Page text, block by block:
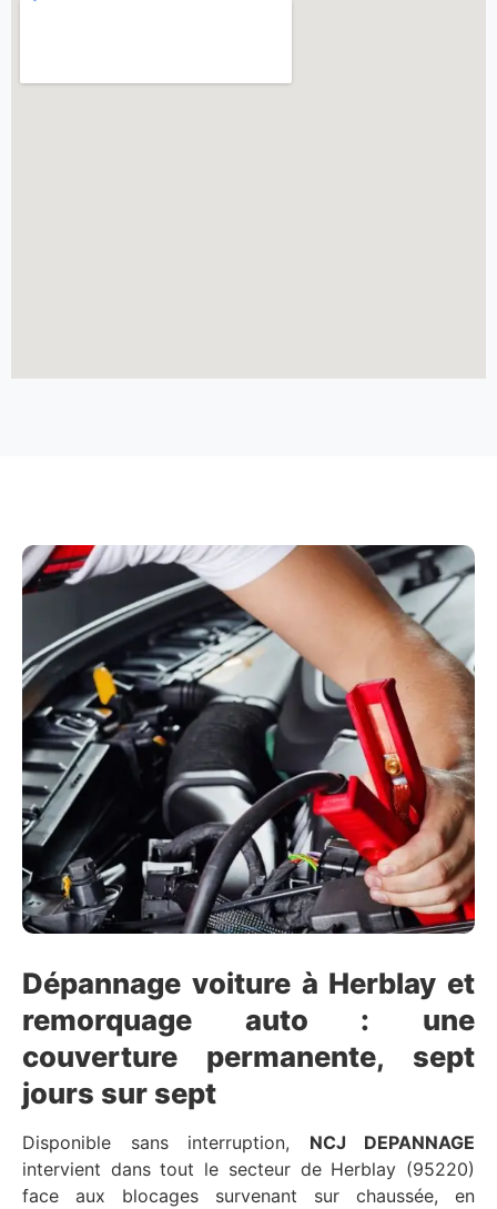
Dépannage voiture à Herblay et
remorquage auto : une
couverture permanente, sept
jours sur sept
Disponible sans interruption, NCJ DEPANNAGE
intervient dans tout le secteur de Herblay (95220)
face aux blocages survenant sur chaussée, en